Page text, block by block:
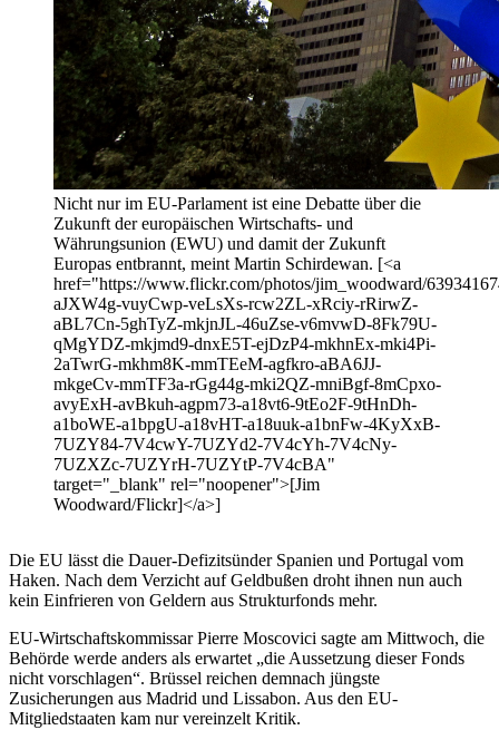
Nicht nur im EU-Parlament ist eine Debatte über die
Zukunft der europäischen Wirtschafts- und
Währungsunion (EWU) und damit der Zukunft
Europas entbrannt, meint Martin Schirdewan. [<a
href="https://www.flickr.com/photos/jim_woodward/
aJXW4g-vuyCwp-veLsXs-rcw2ZL-xRciy-rRirwZ-
aBL7Cn-5ghTyZ-mkjnJL-46uZse-v6mvwD-8Fk79U-
qMgYDZ-mkjmd9-dnxE5T-ejDzP4-mkhnEx-mki4Pi-
2aTwrG-mkhm8K-mmTEeM-agfkro-aBA6JJ-
mkgeCv-mmTF3a-rGg44g-mki2QZ-mniBgf-8mCpxo-
avyExH-avBkuh-agpm73-a18vt6-9tEo2F-9tHnDh-
a1boWE-a1bpgU-a18vHT-a18uuk-a1bnFw-4KyXxB-
7UZY84-7V4cwY-7UZYd2-7V4cYh-7V4cNy-
7UZXZc-7UZYrH-7UZYtP-7V4cBA"
target="_blank" rel="noopener">[Jim
Woodward/Flickr]</a>]
Die EU lässt die Dauer-Defizitsünder Spanien und Portugal vom
Haken. Nach dem Verzicht auf Geldbußen droht ihnen nun auch
kein Einfrieren von Geldern aus Strukturfonds mehr.
EU-Wirtschaftskommissar Pierre Moscovici sagte am Mittwoch, die
Behörde werde anders als erwartet „die Aussetzung dieser Fonds
nicht vorschlagen“. Brüssel reichen demnach jüngste
Zusicherungen aus Madrid und Lissabon. Aus den EU-
Mitgliedstaaten kam nur vereinzelt Kritik.